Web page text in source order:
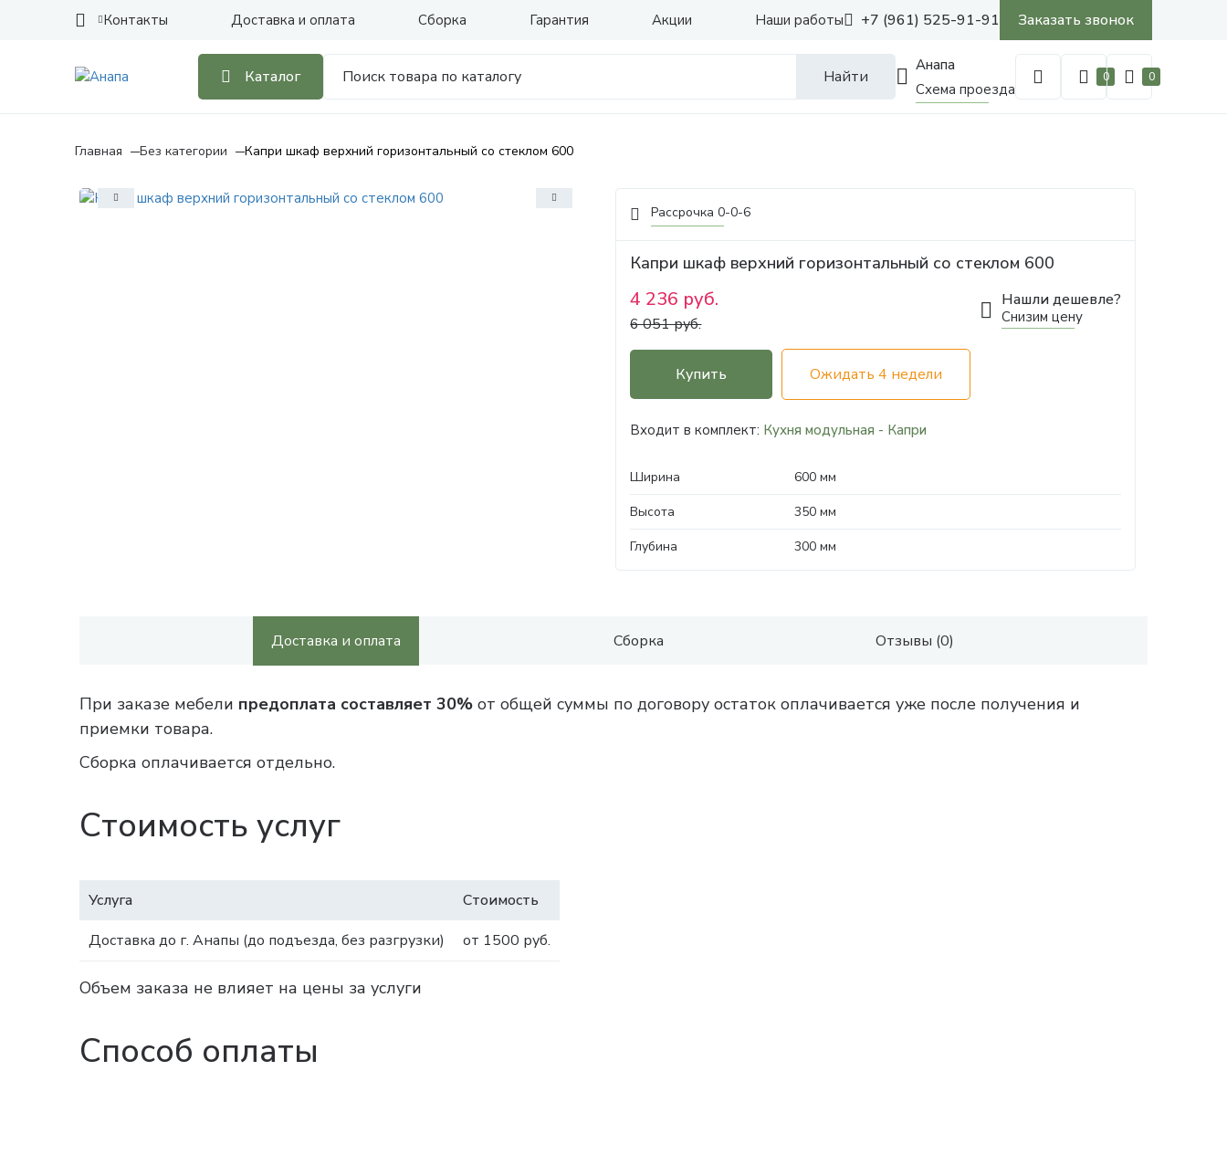
Контакты Доставка и оплата Сборка Гарантия Наши работы
Акции +7 (961) 525-91-91 Заказать звонок
Каталог Найти
Анапа
Схема проезда
0 0
Главная Без категории Капри шкаф верхний горизонтальный со стеклом 600
Рассрочка 0-0-6
Капри шкаф верхний горизонтальный со стеклом 600
4 236 руб.
6 051 руб.
Нашли дешевле?
Снизим цену
Купить Ожидать 4 недели
Входит в комплект: Кухня модульная - Капри
Ширина
600 мм
Высота
350 мм
Глубина
300 мм
Доставка и оплата Сборка Отзывы (0)
При заказе мебели предоплата составляет 30% от общей суммы по договору остаток оплачивается уже после получения и
приемки товара.
Сборка оплачивается отдельно.
Стоимость услуг
Услуга
Стоимость
Доставка до г. Анапы (до подъезда, без разгрузки)
от 1500 руб.
Объем заказа не влияет на цены за услуги
Способ оплаты